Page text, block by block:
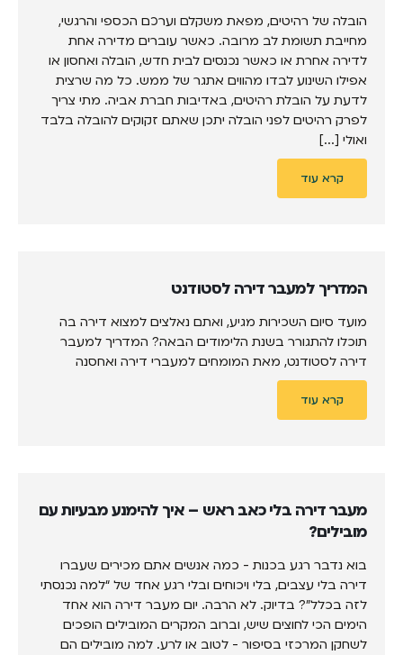
הובלה של רהיטים, מפאת משקלם וערכם הכספי והרגשי,
מחייבת תשומת לב מרובה. כאשר עוברים מדירה אחת
לדירה אחרת או כאשר נכנסים לבית חדש, הובלה ואחסון או
אפילו השינוע לבדו מהווים אתגר של ממש. כל מה שרצית
לדעת על הובלת רהיטים, באדיבות חברת אביה. מתי צריך
לפרק רהיטים לפני הובלה יתכן שאתם זקוקים להובלה בלבד
ואולי [...]
קרא עוד
המדריך למעבר דירה לסטודנט
מועד סיום השכירות מגיע, ואתם נאלצים למצוא דירה בה
תוכלו להתגורר בשנת הלימודים הבאה? המדריך למעבר
דירה לסטודנט, מאת המומחים למעברי דירה ואחסנה
קרא עוד
מעבר דירה בלי כאב ראש – איך להימנע מבעיות עם
מובילים?
בוא נדבר רגע בכנות - כמה אנשים אתם מכירים שעברו
דירה בלי עצבים, בלי ויכוחים ובלי רגע אחד של “למה נכנסתי
לזה בכלל”? בדיוק. לא הרבה. יום מעבר דירה הוא אחד
הימים הכי לחוצים שיש, וברוב המקרים המובילים הופכים
לשחקן המרכזי בסיפור - לטוב או לרע. למה מובילים הם